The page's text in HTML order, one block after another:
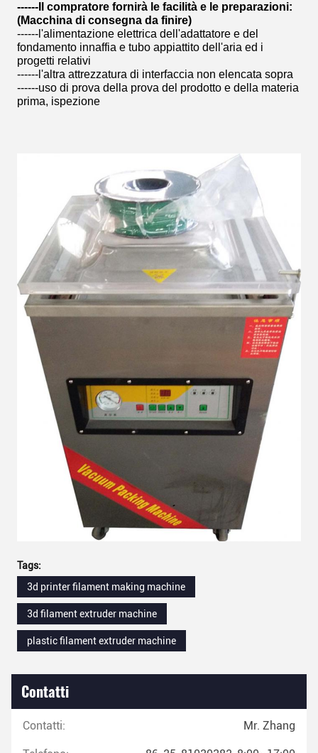
------Il compratore fornirà le facilità e le preparazioni:
(Macchina di consegna da finire)
------l'alimentazione elettrica dell'adattatore e del
fondamento innaffia e tubo appiattito dell'aria ed i
progetti relativi
------l'altra attrezzatura di interfaccia non elencata sopra
------uso di prova della prova del prodotto e della materia
prima, ispezione
Tags:
3d printer filament making machine
3d filament extruder machine
plastic filament extruder machine
Contatti
Contatti: Mr. Zhang